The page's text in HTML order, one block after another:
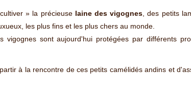
» la précieuse laine des vigognes, des petits
les plus fins et les plus chers au monde.
vigognes sont aujourd'hui protégées par différents
à la rencontre de ces petits camélidés andins et